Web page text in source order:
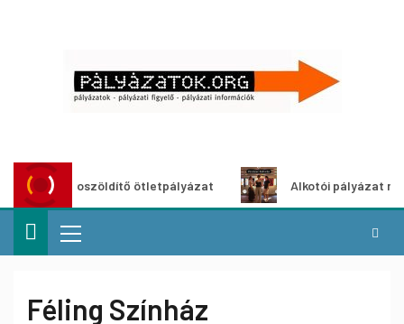
Városzöldítő ötletpályázat Alkotói pályázat
Féling Színház